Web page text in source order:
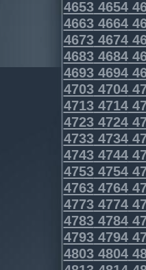
46534654
46634664
46734674
46834684
46934694
47034704
47134714
47234724
47334734
47434744
47534754
47634764
47734774
47834784
47934794
48034804